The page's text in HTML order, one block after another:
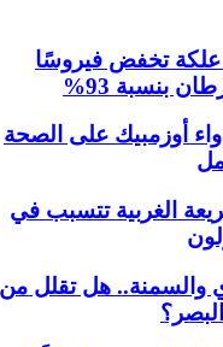
علكة تخفض فيروسًا
بنسبة 93%
أوزمبيك على الصحة
الغربية تتسبب في
والسمنة.. هل تقلل من